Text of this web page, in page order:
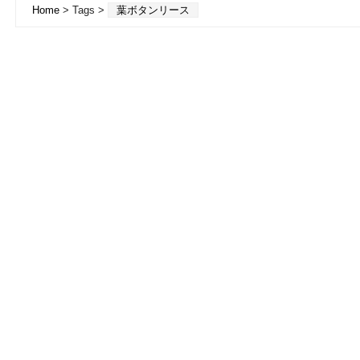
Home > Tags > 葉ボタンリース